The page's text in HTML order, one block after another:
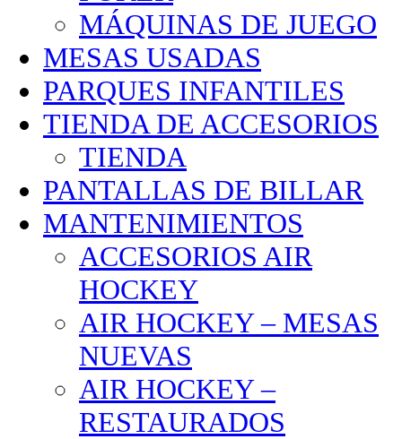
MÁQUINAS DE JUEGO
MESAS USADAS
PARQUES INFANTILES
TIENDA DE ACCESORIOS
TIENDA
PANTALLAS DE BILLAR
MANTENIMIENTOS
ACCESORIOS AIR
HOCKEY
AIR HOCKEY – MESAS
NUEVAS
AIR HOCKEY –
RESTAURADOS